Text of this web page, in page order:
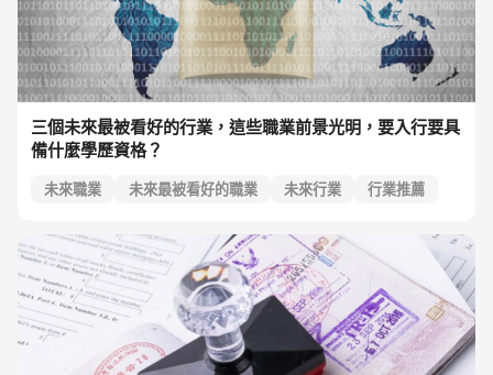
三個未來最被看好的行業，這些職業前景光明，要入行要具
備什麼學歷資格？
未來職業 未來最被看好的職業 未來行業 行業推薦